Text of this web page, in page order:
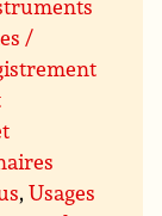
/
,Usages